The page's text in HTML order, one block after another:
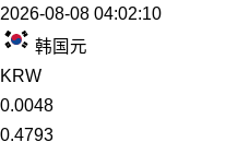
2026-08-08 04:02:10
韩国元
KRW
0.0048
0.4793